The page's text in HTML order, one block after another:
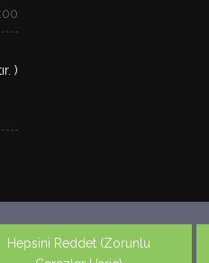
)
Hepsini Reddet (Zorunlu